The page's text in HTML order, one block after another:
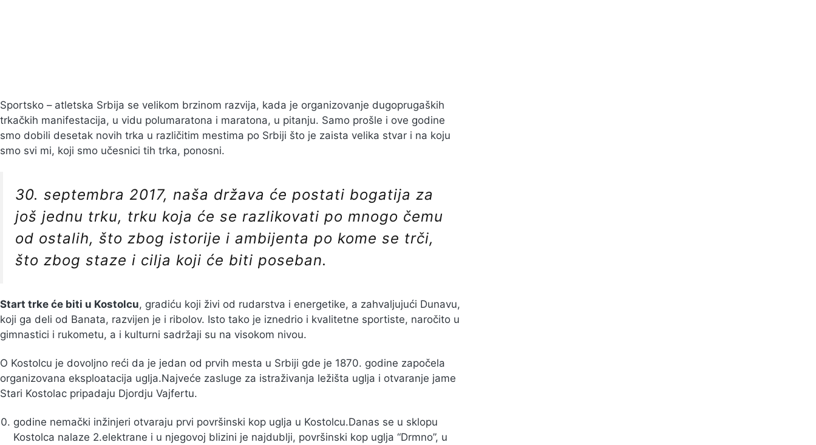
Sportsko – atletska Srbija se velikom brzinom razvija, kada je organizovanje dugoprugaških
trkačkih manifestacija, u vidu polumaratona i maratona, u pitanju. Samo prošle i ove godine
smo dobili desetak novih trka u različitim mestima po Srbiji što je zaista velika stvar i na koju
smo svi mi, koji smo učesnici tih trka, ponosni.
30. septembra 2017, naša država će postati bogatija za
još jednu trku, trku koja će se razlikovati po mnogo čemu
od ostalih, što zbog istorije i ambijenta po kome se trči,
što zbog staze i cilja koji će biti poseban.
Start trke će biti u Kostolcu, gradiću koji živi od rudarstva i energetike, a zahvaljujući Dunavu,
koji ga deli od Banata, razvijen je i ribolov. Isto tako je iznedrio i kvalitetne sportiste, naročito u
gimnastici i rukometu, a i kulturni sadržaji su na visokom nivou.
O Kostolcu je dovoljno reći da je jedan od prvih mesta u Srbiji gde je 1870. godine započela
organizovana eksploatacija uglja.Najveće zasluge za istraživanja ležišta uglja i otvaranje jame
Stari Kostolac pripadaju Djordju Vajfertu.
godine nemački inžinjeri otvaraju prvi površinski kop uglja u Kostolcu.Danas se u sklopu
Kostolca nalaze 2.elektrane i u njegovoj blizini je najdublji, površinski kop uglja “Drmno”, u